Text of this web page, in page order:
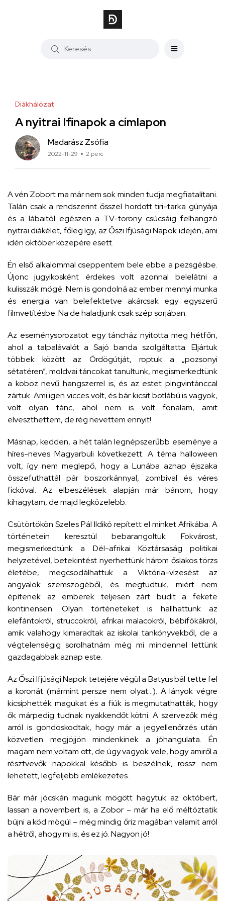
Diákhálózat
A nyitrai Ifinapok a címlapon
Madarász Zsófia
2022-11-29 2 perc
A vén Zobort ma már nem sok minden tudja megfiatalítani.
Talán csak a rendszerint ősszel hordott tiri-tarka gúnyája
és a lábaitól egészen a TV-torony csúcsáig felhangzó
nyitrai diákélet, főleg így, az Őszi Ifjúsági Napok idején, ami
idén október közepére esett.
Én első alkalommal cseppentem bele ebbe a pezsgésbe.
Újonc jugyikosként érdekes volt azonnal belelátni a
kulisszák mögé. Nem is gondolná az ember mennyi munka
és energia van belefektetve akárcsak egy egyszerű
filmvetítésbe. Na de haladjunk csak szép sorjában.
Az eseménysorozatot egy táncház nyitotta meg hétfőn,
ahol a talpalávalót a Sajó banda szolgáltatta. Eljártuk
többek között az Ördögútját, roptuk a „pozsonyi
sétatéren”, moldvai táncokat tanultunk, megismerkedtünk
a koboz nevű hangszerrel is, és az estet pingvintánccal
zártuk. Ami igen vicces volt, és bár kicsit botlábú is vagyok,
volt olyan tánc, ahol nem is volt fonalam, amit
elveszthettem, de rég nevettem ennyit!
Másnap, kedden, a hét talán legnépszerűbb eseménye a
híres-neves Magyarbuli következett. A téma halloween
volt, így nem meglepő, hogy a Lunába aznap éjszaka
összefuthattál pár boszorkánnyal, zombival és véres
fickóval. Az elbeszélések alapján már bánom, hogy
kihagytam, de majd legközelebb.
Csütörtökön Szeles Pál Ildikó repített el minket Afrikába. A
történetein keresztül bebarangoltuk Fokvárost,
megismerkedtünk a Dél-afrikai Köztársaság politikai
helyzetével, betekintést nyerhettünk három őslakos törzs
életébe, megcsodálhattuk a Viktória-vízesést az
angyalok szemszögéből, és megtudtuk, miért nem
építenek az emberek teljesen zárt budit a fekete
kontinensen. Olyan történeteket is hallhattunk az
elefántokról, struccokról, afrikai malacokról, bébifókákról,
amik valahogy kimaradtak az iskolai tankönyvekből, de a
végtelenségig sorolhatnám még mi mindennel lettünk
gazdagabbak aznap este.
Az Őszi Ifjúsági Napok tetejére végül a Batyus bál tette fel
a koronát (mármint persze nem olyat…). A lányok végre
kicsíphették magukat és a fiúk is megmutathatták, hogy
ők márpedig tudnak nyakkendőt kötni. A szervezők még
arról is gondoskodtak, hogy már a jegyellenőrzés után
közvetlen megjöjjön mindenkinek a jóhangulata. Én
magam nem voltam ott, de úgy vagyok vele, hogy amiről a
résztvevők napokkal később is beszélnek, rossz nem
lehetett, legfeljebb emlékezetes.
Bár már jócskán magunk mögött hagytuk az októbert,
lassan a novembert is, a Zobor – már ha elő méltóztatik
bújni a köd mögül – még mindig őriz magában valamit arról
a hétről, ahogy mi is, és ez jó. Nagyon jó!